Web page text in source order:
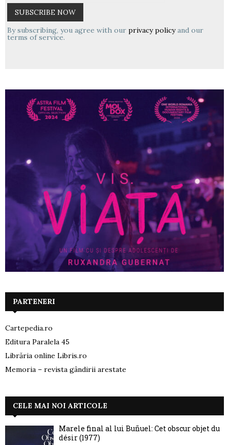
By subscribing, you agree with our privacy policyand our
terms of service.
PARTENERI
Cartepedia.ro
Editura Paralela 45
Librăria online Libris.ro
Memoria – revista gândirii arestate
CELE MAI NOI ARTICOLE
Marele final al lui Buñuel: Cet obscur objet du
désir (1977)